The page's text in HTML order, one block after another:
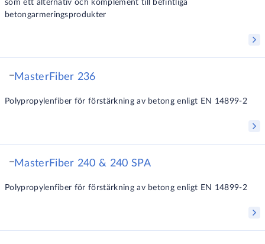
som ett alternativ och komplement till befintliga
betongarmeringsprodukter
MasterFiber 236
Polypropylenfiber för förstärkning av betong enligt EN 14899-2
MasterFiber 240 & 240 SPA
Polypropylenfiber för förstärkning av betong enligt EN 14899-2